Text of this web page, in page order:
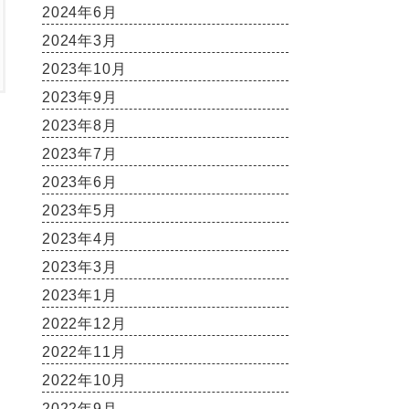
2024年6月
2024年3月
2023年10月
2023年9月
2023年8月
2023年7月
2023年6月
2023年5月
2023年4月
2023年3月
2023年1月
2022年12月
2022年11月
2022年10月